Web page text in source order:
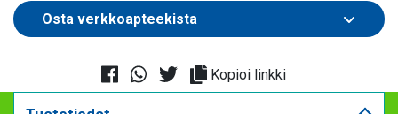
Kopioi linkki